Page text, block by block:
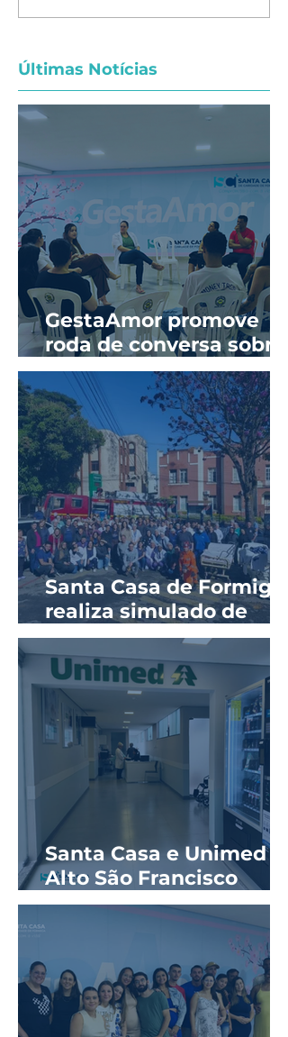
Últimas Notícias
GestaAmor promove
roda de conversa sobre
prevenção de ISTs e
sífilis na gestação
Santa Casa de Formiga
realiza simulado de
evacuação em parceria
com o Corpo de
Bombeiros
Santa Casa e Unimed
Alto São Francisco
reinauguram ala
hospitalar com novos